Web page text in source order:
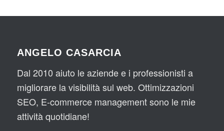
ANGELO CASARCIA
Dal 2010 aiuto le aziende e i professionisti a
migliorare la visibilità sul web. Ottimizzazioni
SEO, E-commerce management sono le mie
attività quotidiane!